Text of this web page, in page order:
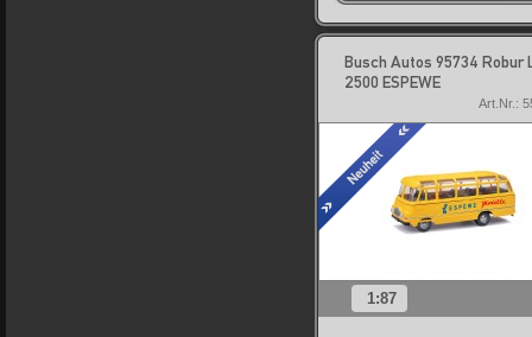
Busch Autos 95734 Robur
2500 ESPEWE
Art.Nr.:
1:87